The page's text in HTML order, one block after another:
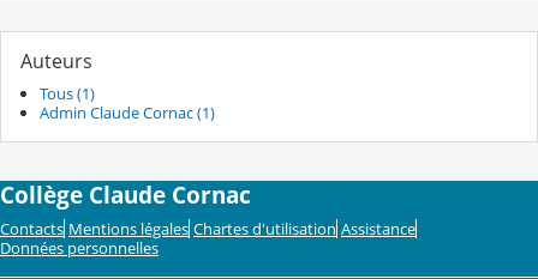
Auteurs
Tous (1)
Admin Claude Cornac (1)
Collège Claude Cornac
Contacts Mentions légales Chartes d'utilisation Assistance
Données personnelles